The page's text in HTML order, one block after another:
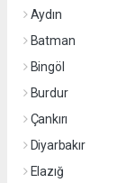
Aydın
Batman
Bingöl
Burdur
Çankırı
Diyarbakır
Elazığ